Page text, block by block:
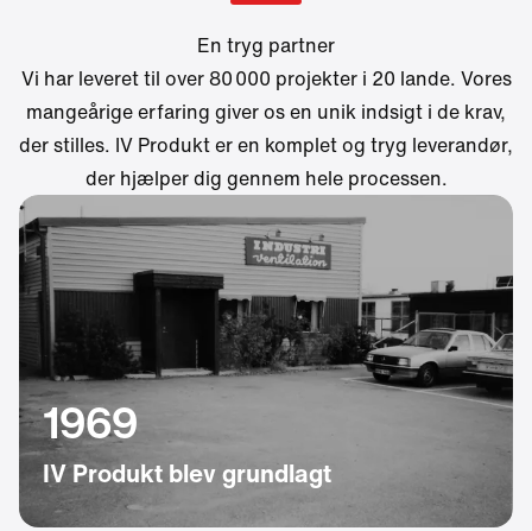
En tryg partner
Vi har leveret til over 80 000 projekter i 20 lande. Vores
mangeårige erfaring giver os en unik indsigt i de krav,
der stilles. IV Produkt er en komplet og tryg leverandør,
der hjælper dig gennem hele processen.
1969
IV Produkt blev grundlagt